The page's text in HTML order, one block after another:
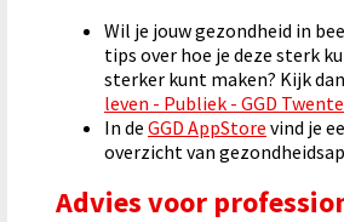
Wil je jouw gezondheid in
tips over hoe je deze sterk
sterker kunt maken? Kijk
leven - Publiek - GGD Twente
In de GGD AppStore vind je
overzicht van
Advies voor